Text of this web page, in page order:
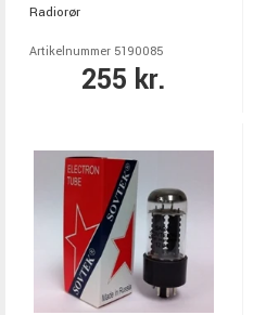
Radiorør
Artikelnummer 5190085
255 kr.